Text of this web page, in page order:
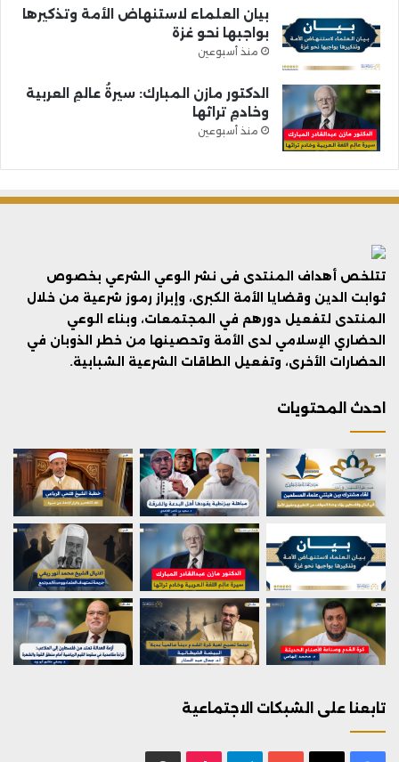
بيان العلماء لاستنهاض الأمة وتذكيرها
بواجبها نحو غزة
منذ أسبوعين
الدكتور مازن المبارك: سيرةُ عالمِ العربية
وخادمِ تراثها
منذ أسبوعين
تتلخص أهداف المنتدى فى نشر الوعي الشرعي بخصوص
ثوابت الدين وقضايا الأمة الكبرى، وإبراز رموز شرعية من خلال
المنتدى لتفعيل دورهم في المجتمعات، وبناء الوعي
الحضاري الإسلامي لدى الأمة وتحصينها من خطر الذوبان في
الحضارات الأخرى، وتفعيل الطاقات الشرعية الشبابية.
احدث المحتويات
تابعنا على الشبكات الاجتماعية